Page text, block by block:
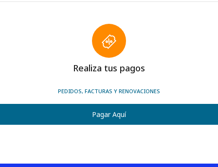
Realiza tus pagos
PEDIDOS, FACTURAS Y RENOVACIONES
Pagar Aquí